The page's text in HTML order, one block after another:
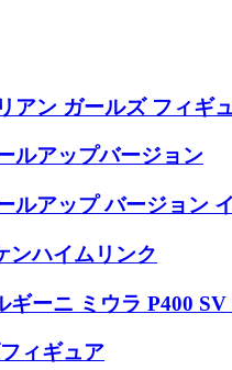
アン ガールズ フィギ
ルアップバージョン
ルアップ バージョン
ンハイムリンク
ーニ ミウラ P400
ィギュア